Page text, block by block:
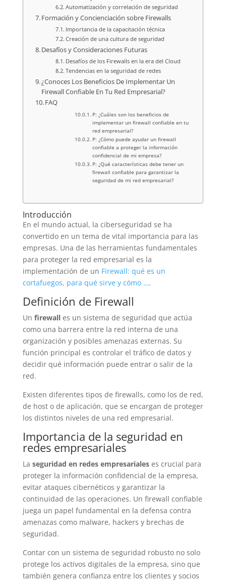
Automatización y correlación de seguridad
Formación y Concienciación sobre Firewalls
Importancia de la capacitación técnica
Creación de una cultura de seguridad
Desafíos y Consideraciones Futuras
Desafíos de los Firewalls en la era del Cloud
Tendencias en la seguridad de redes
¿Conoces Los Beneficios De Implementar Un
Firewall Confiable En Tu Red Empresarial?
FAQ
P: ¿Cuáles son los beneficios de
implementar un firewall confiable en tu
red empresarial?
P: ¿Cómo puede ayudar un firewall
confiable a proteger la información
confidencial de mi empresa?
P: ¿Qué características debe tener un
firewall confiable para garantizar la
seguridad de mi red empresarial?
Introducción
En el mundo actual, la ciberseguridad se ha
convertido en un tema de vital importancia para las
empresas. Una de las herramientas fundamentales
para proteger la red empresarial es la
implementación de un Firewall: qué es un
cortafuegos, para qué sirve y cómo ….
Definición de Firewall
Un firewalles un sistema de seguridad que actúa
como una barrera entre la red interna de una
organización y posibles amenazas externas. Su
función principal es controlar el tráfico de datos y
decidir qué información puede entrar o salir de la
red.
Existen diferentes tipos de firewalls, como los de red,
de host o de aplicación, que se encargan de proteger
los distintos niveles de una red empresarial.
Importancia de la seguridad en
redes empresariales
La seguridad en redes empresarialeses crucial para
proteger la información confidencial de la empresa,
evitar ataques cibernéticos y garantizar la
continuidad de las operaciones. Un firewall confiable
juega un papel fundamental en la defensa contra
amenazas como malware, hackers y brechas de
seguridad.
Contar con un sistema de seguridad robusto no solo
protege los activos digitales de la empresa, sino que
también genera confianza entre los clientes y socios